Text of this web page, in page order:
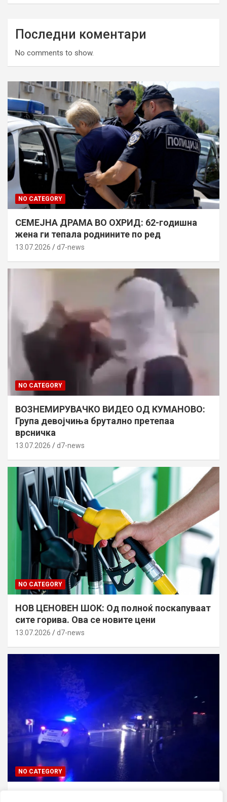
Последни коментари
No comments to show.
NO CATEGORY
СЕМЕЈНА ДРАМА ВО ОХРИД: 62-годишна
жена ги тепала роднините по ред
13.07.2026 d7-news
NO CATEGORY
ВОЗНЕМИРУВАЧКО ВИДЕО ОД КУМАНОВО:
Група девојчиња брутално претепаа
врсничка
13.07.2026 d7-news
NO CATEGORY
НОВ ЦЕНОВЕН ШОК: Од полноќ поскапуваат
сите горива. Ова се новите цени
13.07.2026 d7-news
NO CATEGORY